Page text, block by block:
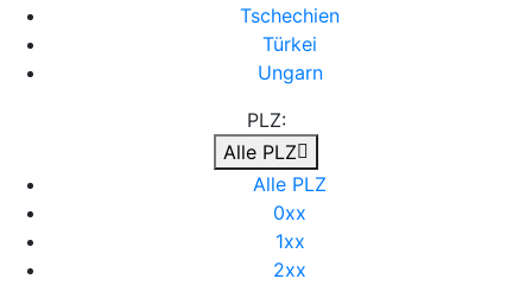
Tschechien
Türkei
Ungarn
PLZ:
Alle PLZ
Alle PLZ
0xx
1xx
2xx